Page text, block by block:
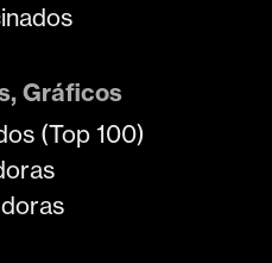
Gráficos
(Top 100)